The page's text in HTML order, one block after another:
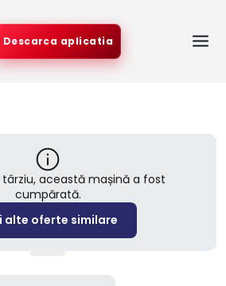
Descarca aplicatia
această mașină a fost
cumpărată.
alte oferte similare